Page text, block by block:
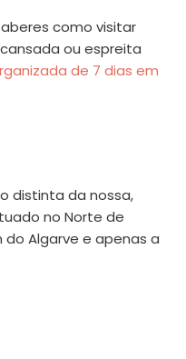
como visitar
ou espreita
de 7 dias em
distinta da nossa,
no Norte de
Algarve e apenas a